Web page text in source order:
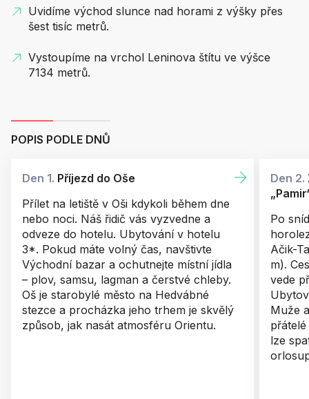
Uvidíme východ slunce nad horami z výšky přes
šest tisíc metrů.
Vystoupíme na vrchol Leninova štítu ve výšce
7134 metrů.
POPIS PODLE DNŮ
Den 1. Příjezd do Oše
Přílet na letiště v Oši kdykoli během dne
nebo noci. Náš řidič vás vyzvedne a
odveze do hotelu. Ubytování v hotelu
3*. Pokud máte volný čas, navštivte
Východní bazar a ochutnejte místní jídla
– plov, samsu, lagman a čerstvé chleby.
Oš je starobylé město na Hedvábné
stezce a procházka jeho trhem je skvělý
způsob, jak nasát atmosféru Orientu.
Den 2.
Po
Ačik-
m).
vede
Muže
lze